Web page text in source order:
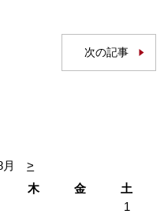
次の記事
>
木 金
土
1